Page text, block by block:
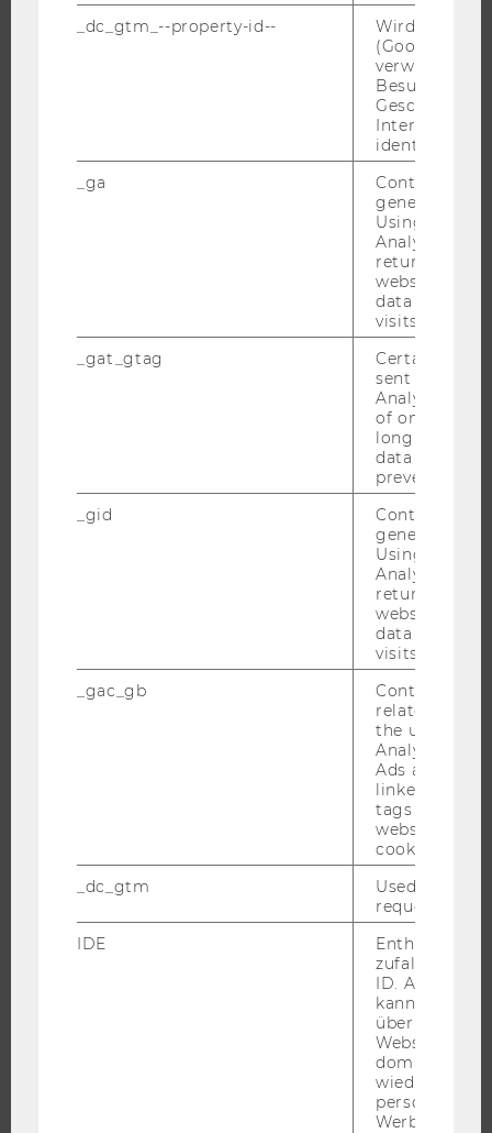
ORGANISATION DER FORSCHUNG
ÜBER DIE WU
EVENTS ARCHIV
KARRIEREKONTAKTE AN DER WU
_dc_gtm_--property-id--
Wird von
(Google Tag
verwendet,
Besucher
Geschlecht
Interessen zu
identifizieren.
_ga
Contains a
generated
Using this
Analytics can
returning
website and
data from
visits.
_gat_gtag
Certain data
sent to
Analytics a
of once per
long as it is
data
prevented.
_gid
Contains a
generated
Using this
Analytics can
returning
website and
data from
visits.
_gac_gb
Contains
related
the user. If
Analytics and
Ads accounts
linked, the
tags on the
website read
cookie.
_dc_gtm
Used to
request rate.
IDE
Enthält eine
ID. Anhand
kann Google
über
Websites
Werbung